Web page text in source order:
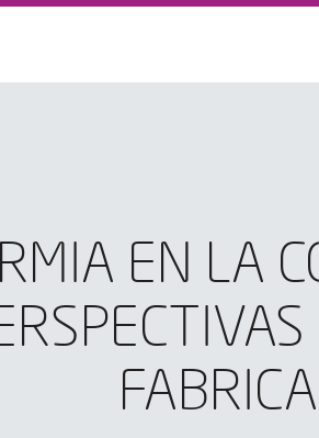
EN LA